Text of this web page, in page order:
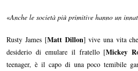
«Anche le società più primitive hanno un
Rusty James [Matt Dillon] vive una vita
desiderio di emulare il fratello [Mickey
teenager, è il capo di una poco temibile